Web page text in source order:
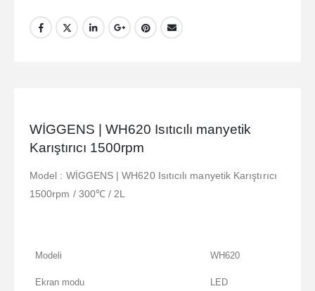
WİGGENS | WH620 Isıtıcılı manyetik
Karıştırıcı 1500rpm
Model : WİGGENS | WH620 Isıtıcılı manyetik Karıştırıcı
1500rpm / 300℃ / 2L
Modeli WH620
Ekran modu LED